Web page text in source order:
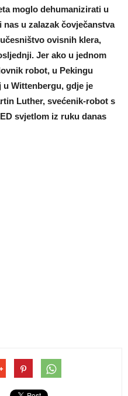
moglo dehumanizirati u
u zalazak čovječanstva
ovisnih klera,
Jer ako u jednom
robot, u Pekingu
u Wittenbergu, gdje je
Luther, svećenik-robot s
svjetlom iz ruku danas